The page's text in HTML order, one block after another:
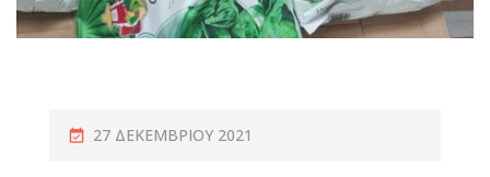
27 ΔΕΚΕΜΒΡΊΟΥ 2021